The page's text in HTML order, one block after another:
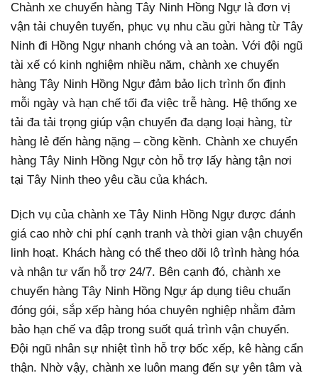
Chành xe chuyển hàng Tây Ninh Hồng Ngự là đơn vị
vận tải chuyên tuyến, phục vụ nhu cầu gửi hàng từ Tây
Ninh đi Hồng Ngự nhanh chóng và an toàn. Với đội ngũ
tài xế có kinh nghiệm nhiều năm, chành xe chuyển
hàng Tây Ninh Hồng Ngự đảm bảo lịch trình ổn định
mỗi ngày và hạn chế tối đa việc trễ hàng. Hệ thống xe
tải đa tải trọng giúp vận chuyển đa dạng loại hàng, từ
hàng lẻ đến hàng nặng – cồng kềnh. Chành xe chuyển
hàng Tây Ninh Hồng Ngự còn hỗ trợ lấy hàng tận nơi
tại Tây Ninh theo yêu cầu của khách.
Dịch vụ của chành xe Tây Ninh Hồng Ngự được đánh
giá cao nhờ chi phí cạnh tranh và thời gian vận chuyển
linh hoạt. Khách hàng có thể theo dõi lộ trình hàng hóa
và nhận tư vấn hỗ trợ 24/7. Bên cạnh đó, chành xe
chuyển hàng Tây Ninh Hồng Ngự áp dụng tiêu chuẩn
đóng gói, sắp xếp hàng hóa chuyên nghiệp nhằm đảm
bảo hạn chế va đập trong suốt quá trình vận chuyển.
Đội ngũ nhân sự nhiệt tình hỗ trợ bốc xếp, kê hàng cẩn
thận. Nhờ vậy, chành xe luôn mang đến sự yên tâm và